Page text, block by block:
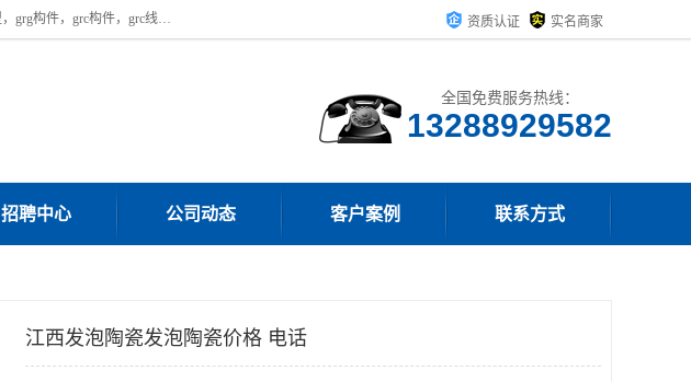
广东饰纪上品建材科技有限公司，主营广东grg厂家,广东grc厂家，grg材料，grc材料，grg厂家，grc厂家，grg吊顶，grg造型，grg构件，grc构件，grc线条，grc构件厂家,，grg材料生产厂家，grg材料定制，uhpc，uhpc厂家，uhpc外墙挂板，uhpc镂空幕墙板，厂房位于广东清远，如果您对我公司的产品服务感兴趣，请联系我们。 资质认证 实名商家
全国免费服务热线：
13288929582
招聘中心 公司动态 客户案例 联系方式
江西发泡陶瓷发泡陶瓷价格 电话